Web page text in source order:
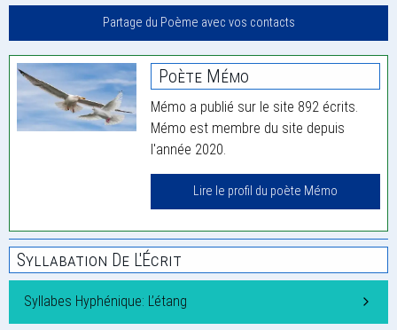
Partage du Poème avec vos contacts
Poète Mémo
Mémo a publié sur le site 892 écrits.
Mémo est membre du site depuis
l'année 2020.
Lire le profil du poète Mémo
Syllabation De L'Écrit
Syllabes Hyphénique: L’étang